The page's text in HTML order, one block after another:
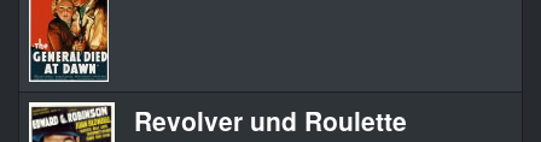
Revolver und Roulette